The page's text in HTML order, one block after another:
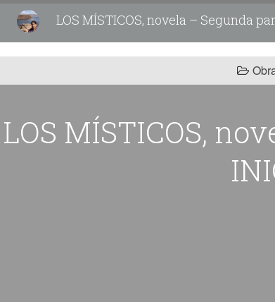
LOS MÍSTICOS, novela – Segunda
LOS MÍSTICOS,